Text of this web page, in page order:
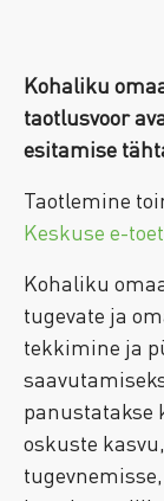
Kohaliku
taotlusvoor
esitamise
Taotlemine
Keskuse e-
Kohaliku
tugevate ja
tekkimine ja
panustatakse
oskuste